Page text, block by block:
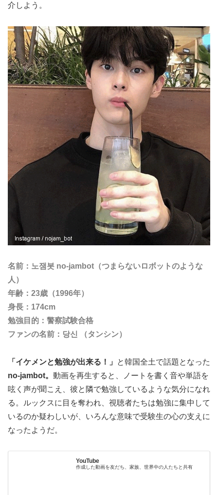
介しよう。
名前：노잼봇 no-jambot（つまらないロボットのような
人）
年齢：23歳（1996年）
身長：174cm
勉強目的：警察試験合格
ファンの名前：당신 （タンシン）
「イケメンと勉強が出来る！」
と韓国全土で話題となった
no-jambot。 動画を再生すると、ノートを書く音や単語を
呟く声が聞こえ、彼と隣で勉強しているような気分になれ
る。ルックスに目を奪われ、視聴者たちは勉強に集中して
いるのか疑わしいが、いろんな意味で受験生の心の支えに
なったようだ。
YouTube
作成した動画を友だち、家族、世界中の人たちと共有